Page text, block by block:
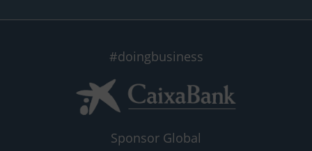
#doingbusiness
Sponsor Global